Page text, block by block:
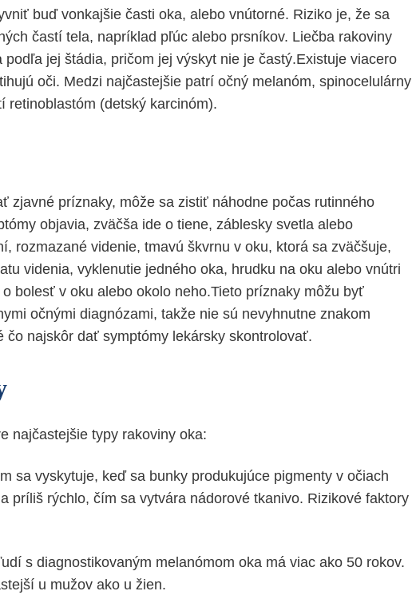
buď vonkajšie časti oka, alebo vnútorné. Riziko je, že sa
častí tela, napríklad pľúc alebo prsníkov. Liečba rakoviny
jej štádia, pričom jej výskyt nie je častý.Existuje viacero
oči. Medzi najčastejšie patrí očný melanóm, spinocelulárny
retinoblastóm (detský karcinóm).
zjavné príznaky, môže sa zistiť náhodne počas rutinného
objavia, zväčša ide o tiene, záblesky svetla alebo
rozmazané videnie, tmavú škvrnu v oku, ktorá sa zväčšuje,
videnia, vyklenutie jedného oka, hrudku na oku alebo vnútri
bolesť v oku alebo okolo neho.Tieto príznaky môžu byť
očnými diagnózami, takže nie sú nevyhnutne znakom
čo najskôr dať symptómy lekársky skontrolovať.
najčastejšie typy rakoviny oka:
sa vyskytuje, keď sa bunky produkujúce pigmenty v očiach
príliš rýchlo, čím sa vytvára nádorové tkanivo. Rizikové faktory
s diagnostikovaným melanómom oka má viac ako 50 rokov.
u mužov ako u žien.